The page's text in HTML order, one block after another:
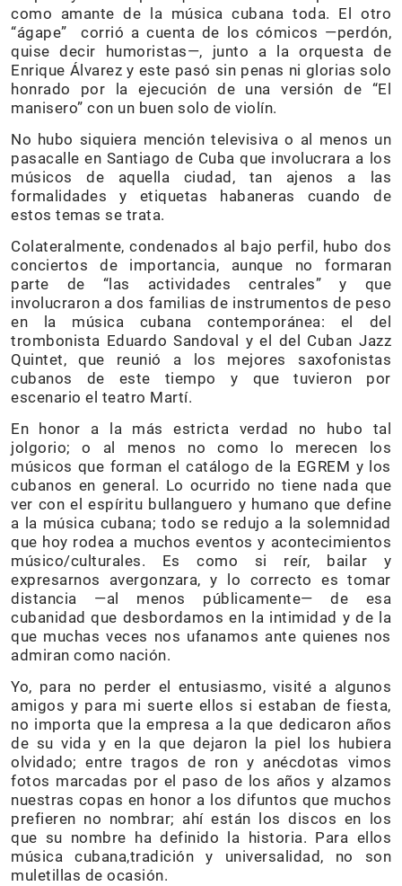
como amante de la música cubana toda. El otro
“ágape” corrió a cuenta de los cómicos —perdón,
quise decir humoristas—, junto a la orquesta de
Enrique Álvarez y este pasó sin penas ni glorias solo
honrado por la ejecución de una versión de “El
manisero” con un buen solo de violín.
No hubo siquiera mención televisiva o al menos un
pasacalle en Santiago de Cuba que involucrara a los
músicos de aquella ciudad, tan ajenos a las
formalidades y etiquetas habaneras cuando de
estos temas se trata.
Colateralmente, condenados al bajo perfil, hubo dos
conciertos de importancia, aunque no formaran
parte de “las actividades centrales” y que
involucraron a dos familias de instrumentos de peso
en la música cubana contemporánea: el del
trombonista Eduardo Sandoval y el del Cuban Jazz
Quintet, que reunió a los mejores saxofonistas
cubanos de este tiempo y que tuvieron por
escenario el teatro Martí.
En honor a la más estricta verdad no hubo tal
jolgorio; o al menos no como lo merecen los
músicos que forman el catálogo de la EGREM y los
cubanos en general. Lo ocurrido no tiene nada que
ver con el espíritu bullanguero y humano que define
a la música cubana; todo se redujo a la solemnidad
que hoy rodea a muchos eventos y acontecimientos
músico/culturales. Es como si reír, bailar y
expresarnos avergonzara, y lo correcto es tomar
distancia —al menos públicamente— de esa
cubanidad que desbordamos en la intimidad y de la
que muchas veces nos ufanamos ante quienes nos
admiran como nación.
Yo, para no perder el entusiasmo, visité a algunos
amigos y para mi suerte ellos si estaban de fiesta,
no importa que la empresa a la que dedicaron años
de su vida y en la que dejaron la piel los hubiera
olvidado; entre tragos de ron y anécdotas vimos
fotos marcadas por el paso de los años y alzamos
nuestras copas en honor a los difuntos que muchos
prefieren no nombrar; ahí están los discos en los
que su nombre ha definido la historia. Para ellos
música cubana,tradición y universalidad, no son
muletillas de ocasión.